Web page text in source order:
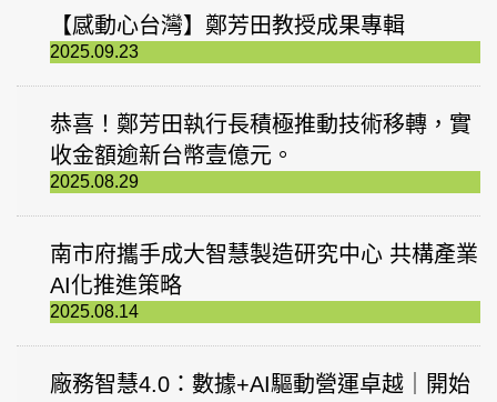
【感動心台灣】鄭芳田教授成果專輯
2025.09.23
恭喜！鄭芳田執行長積極推動技術移轉，實
收金額逾新台幣壹億元。
2025.08.29
南市府攜手成大智慧製造研究中心 共構產業
AI化推進策略
2025.08.14
廠務智慧4.0：數據+AI驅動營運卓越｜開始